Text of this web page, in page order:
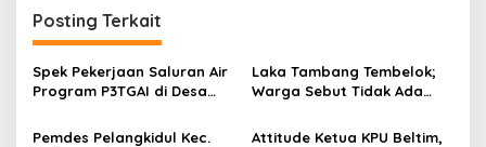
Posting Terkait
Spek Pekerjaan Saluran Air
Program P3TGAI di Desa
Dipertanyakan
Laka Tambang Tembelok;
Warga Sebut Tidak Ada
Legalitas
Pemdes Pelangkidul Kec.
Attitude Ketua KPU Beltim,